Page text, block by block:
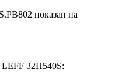
показан на
32H540S: